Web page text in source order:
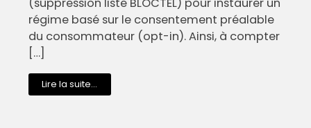
(suppression liste BLOCTEL) pour instaurer un
régime basé sur le consentement préalable
du consommateur (opt-in). Ainsi, à compter
[…]
Lire la suite...